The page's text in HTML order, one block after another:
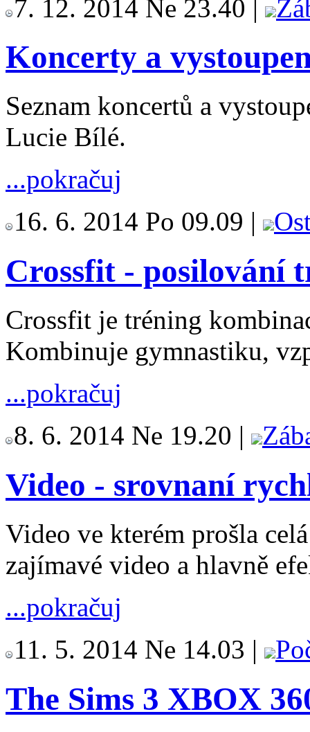
7. 12. 2014 Ne 23.40 |
Koncerty a
Seznam koncertů a
Lucie Bílé.
...pokračuj
16. 6. 2014 Po 09.09 |
Crossfit - posilování
Crossfit je tréning
Kombinuje gymnastiku,
...pokračuj
8. 6. 2014 Ne 19.20 |
Video - srovnaní
Video ve kterém prošla
zajímavé video a hlavně
...pokračuj
11. 5. 2014 Ne 14.03 |
The Sims 3 XBOX